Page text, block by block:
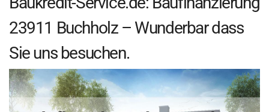
23911 Buchholz – Wunderbar dass
Sie uns besuchen.